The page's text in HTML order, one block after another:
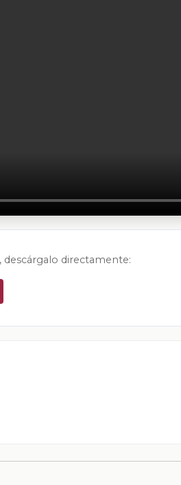
descárgalo directamente: